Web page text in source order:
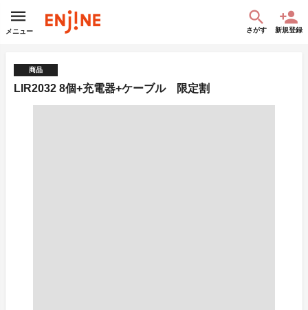
メニュー さがす 新規登録
商品
LIR2032 8個+充電器+ケーブル 限定割